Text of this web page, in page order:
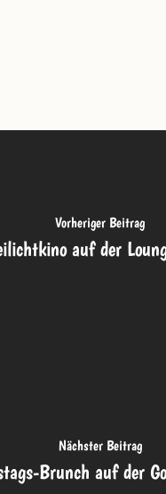
Vorheriger Beitrag
auf der
Nächster Beitrag
Brunch auf der